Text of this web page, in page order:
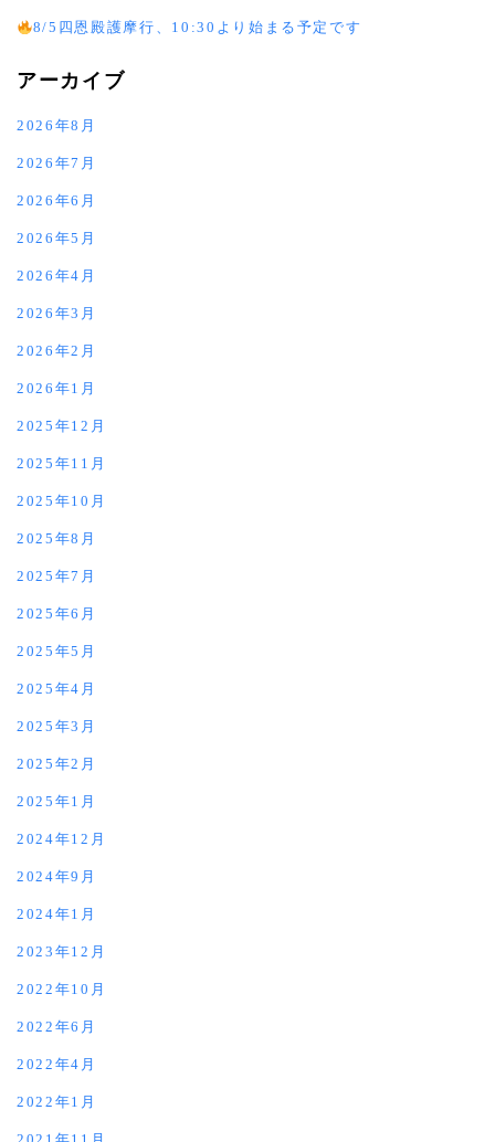
8/5四恩殿護摩行、10:30より始まる予定です
アーカイブ
2026年8月
2026年7月
2026年6月
2026年5月
2026年4月
2026年3月
2026年2月
2026年1月
2025年12月
2025年11月
2025年10月
2025年8月
2025年7月
2025年6月
2025年5月
2025年4月
2025年3月
2025年2月
2025年1月
2024年12月
2024年9月
2024年1月
2023年12月
2022年10月
2022年6月
2022年4月
2022年1月